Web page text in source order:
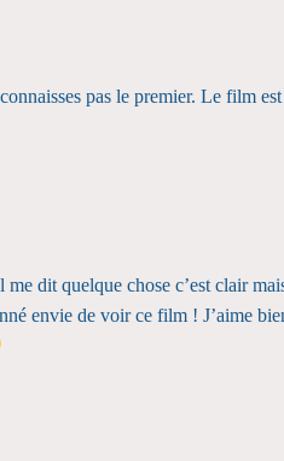
pas le premier. Le film
dit quelque chose c’est clair
envie de voir ce film ! J’aime